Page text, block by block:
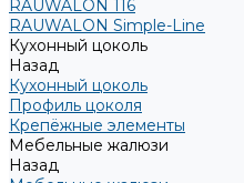
RAUWALON 116
RAUWALON Simple-Line
Кухонный цоколь
Назад
Кухонный цоколь
Профиль цоколя
Крепёжные элементы
Мебельные жалюзи
Назад